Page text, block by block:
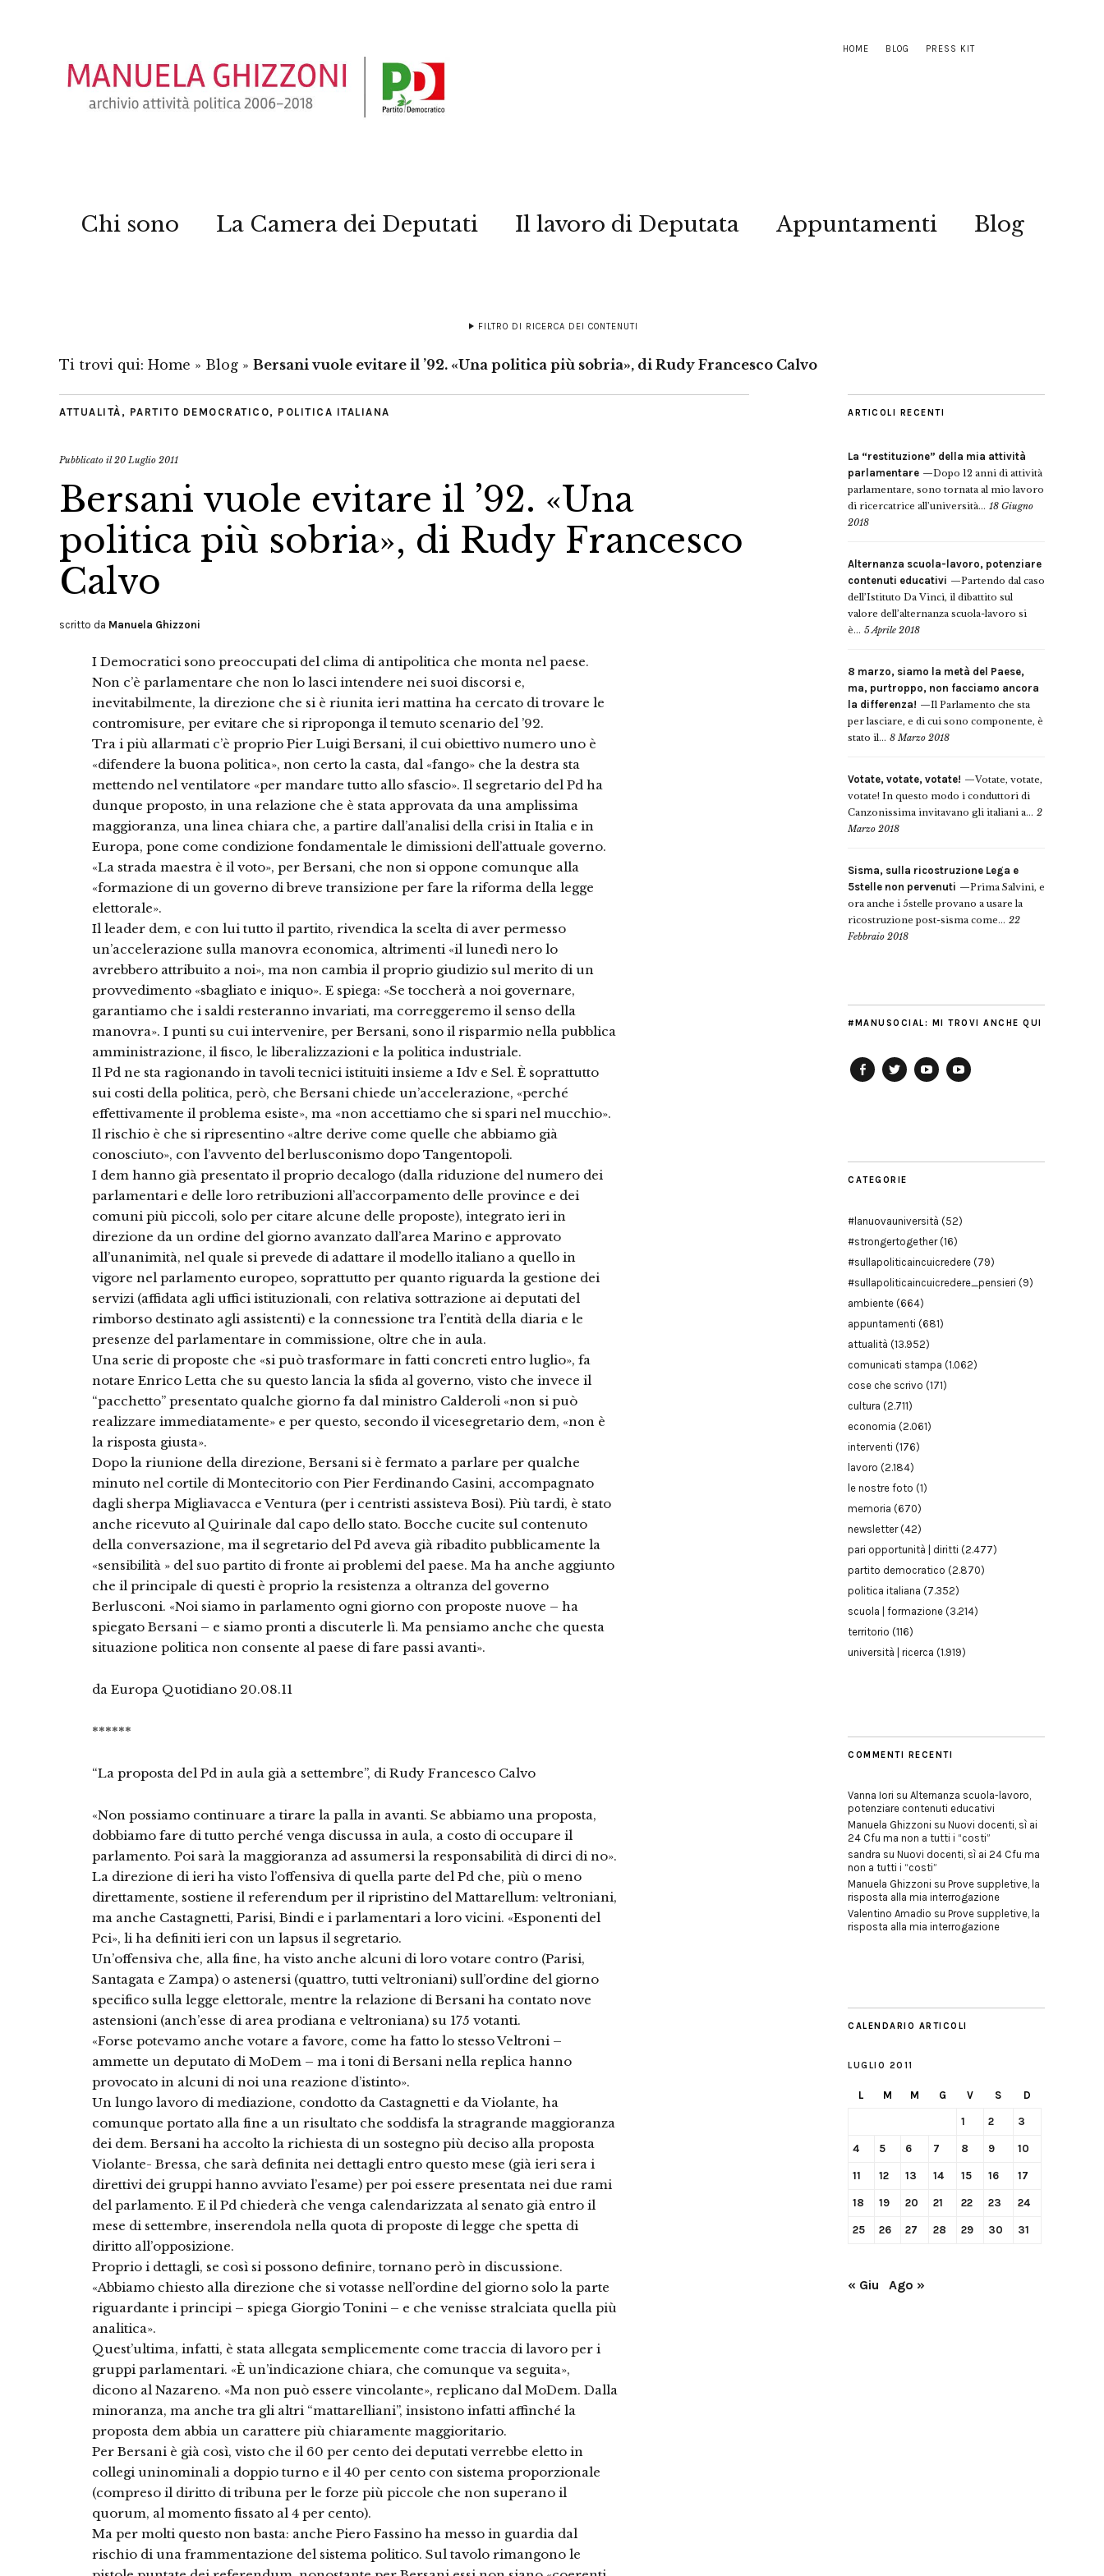
HOME BLOG PRESS KIT
Chi sono La Camera dei Deputati Il lavoro di Deputata Appuntamenti Blog
FILTRO DI RICERCA DEI CONTENUTI
Ti trovi qui: Home » Blog » Bersani vuole evitare il ’92. «Una politica più sobria», di Rudy Francesco Calvo
ATTUALITÀ , PARTITO DEMOCRATICO, POLITICA ITALIANA
Pubblicato il20 Luglio 2011
Bersani vuole evitare il ’92. «Una
politica più sobria», di Rudy Francesco
Calvo
scritto da Manuela Ghizzoni
I Democratici sono preoccupati del clima di antipolitica che monta nel paese.
Non c’è parlamentare che non lo lasci intendere nei suoi discorsi e,
inevitabilmente, la direzione che si è riunita ieri mattina ha cercato di trovare le
contromisure, per evitare che si riproponga il temuto scenario del ’92.
Tra i più allarmati c’è proprio Pier Luigi Bersani, il cui obiettivo numero uno è
«difendere la buona politica», non certo la casta, dal «fango» che la destra sta
mettendo nel ventilatore «per mandare tutto allo sfascio». Il segretario del Pd ha
dunque proposto, in una relazione che è stata approvata da una amplissima
maggioranza, una linea chiara che, a partire dall’analisi della crisi in Italia e in
Europa, pone come condizione fondamentale le dimissioni dell’attuale governo.
«La strada maestra è il voto», per Bersani, che non si oppone comunque alla
«formazione di un governo di breve transizione per fare la riforma della legge
elettorale».
Il leader dem, e con lui tutto il partito, rivendica la scelta di aver permesso
un’accelerazione sulla manovra economica, altrimenti «il lunedì nero lo
avrebbero attribuito a noi», ma non cambia il proprio giudizio sul merito di un
provvedimento «sbagliato e iniquo». E spiega: «Se toccherà a noi governare,
garantiamo che i saldi resteranno invariati, ma correggeremo il senso della
manovra». I punti su cui intervenire, per Bersani, sono il risparmio nella pubblica
amministrazione, il fisco, le liberalizzazioni e la politica industriale.
Il Pd ne sta ragionando in tavoli tecnici istituiti insieme a Idv e Sel. È soprattutto
sui costi della politica, però, che Bersani chiede un’accelerazione, «perché
effettivamente il problema esiste», ma «non accettiamo che si spari nel mucchio».
Il rischio è che si ripresentino «altre derive come quelle che abbiamo già
conosciuto», con l’avvento del berlusconismo dopo Tangentopoli.
I dem hanno già presentato il proprio decalogo (dalla riduzione del numero dei
parlamentari e delle loro retribuzioni all’accorpamento delle province e dei
comuni più piccoli, solo per citare alcune delle proposte), integrato ieri in
direzione da un ordine del giorno avanzato dall’area Marino e approvato
all’unanimità, nel quale si prevede di adattare il modello italiano a quello in
vigore nel parlamento europeo, soprattutto per quanto riguarda la gestione dei
servizi (affidata agli uffici istituzionali, con relativa sottrazione ai deputati del
rimborso destinato agli assistenti) e la connessione tra l’entità della diaria e le
presenze del parlamentare in commissione, oltre che in aula.
Una serie di proposte che «si può trasformare in fatti concreti entro luglio», fa
notare Enrico Letta che su questo lancia la sfida al governo, visto che invece il
“pacchetto” presentato qualche giorno fa dal ministro Calderoli «non si può
realizzare immediatamente» e per questo, secondo il vicesegretario dem, «non è
la risposta giusta».
Dopo la riunione della direzione, Bersani si è fermato a parlare per qualche
minuto nel cortile di Montecitorio con Pier Ferdinando Casini, accompagnato
dagli sherpa Migliavacca e Ventura (per i centristi assisteva Bosi). Più tardi, è stato
anche ricevuto al Quirinale dal capo dello stato. Bocche cucite sul contenuto
della conversazione, ma il segretario del Pd aveva già ribadito pubblicamente la
«sensibilità » del suo partito di fronte ai problemi del paese. Ma ha anche aggiunto
che il principale di questi è proprio la resistenza a oltranza del governo
Berlusconi. «Noi siamo in parlamento ogni giorno con proposte nuove – ha
spiegato Bersani – e siamo pronti a discuterle lì. Ma pensiamo anche che questa
situazione politica non consente al paese di fare passi avanti».
da Europa Quotidiano 20.08.11
******
“La proposta del Pd in aula già a settembre”, di Rudy Francesco Calvo
«Non possiamo continuare a tirare la palla in avanti. Se abbiamo una proposta,
dobbiamo fare di tutto perché venga discussa in aula, a costo di occupare il
parlamento. Poi sarà la maggioranza ad assumersi la responsabilità di dirci di no».
La direzione di ieri ha visto l’offensiva di quella parte del Pd che, più o meno
direttamente, sostiene il referendum per il ripristino del Mattarellum: veltroniani,
ma anche Castagnetti, Parisi, Bindi e i parlamentari a loro vicini. «Esponenti del
Pci», li ha definiti ieri con un lapsus il segretario.
Un’offensiva che, alla fine, ha visto anche alcuni di loro votare contro (Parisi,
Santagata e Zampa) o astenersi (quattro, tutti veltroniani) sull’ordine del giorno
specifico sulla legge elettorale, mentre la relazione di Bersani ha contato nove
astensioni (anch’esse di area prodiana e veltroniana) su 175 votanti.
«Forse potevamo anche votare a favore, come ha fatto lo stesso Veltroni –
ammette un deputato di MoDem – ma i toni di Bersani nella replica hanno
provocato in alcuni di noi una reazione d’istinto».
Un lungo lavoro di mediazione, condotto da Castagnetti e da Violante, ha
comunque portato alla fine a un risultato che soddisfa la stragrande maggioranza
dei dem. Bersani ha accolto la richiesta di un sostegno più deciso alla proposta
Violante- Bressa, che sarà definita nei dettagli entro questo mese (già ieri sera i
direttivi dei gruppi hanno avviato l’esame) per poi essere presentata nei due rami
del parlamento. E il Pd chiederà che venga calendarizzata al senato già entro il
mese di settembre, inserendola nella quota di proposte di legge che spetta di
diritto all’opposizione.
Proprio i dettagli, se così si possono definire, tornano però in discussione.
«Abbiamo chiesto alla direzione che si votasse nell’ordine del giorno solo la parte
riguardante i principi – spiega Giorgio Tonini – e che venisse stralciata quella più
analitica».
Quest’ultima, infatti, è stata allegata semplicemente come traccia di lavoro per i
gruppi parlamentari. «È un’indicazione chiara, che comunque va seguita»,
dicono al Nazareno. «Ma non può essere vincolante», replicano dal MoDem. Dalla
minoranza, ma anche tra gli altri “mattarelliani”, insistono infatti affinché la
proposta dem abbia un carattere più chiaramente maggioritario.
Per Bersani è già così, visto che il 60 per cento dei deputati verrebbe eletto in
collegi uninominali a doppio turno e il 40 per cento con sistema proporzionale
(compreso il diritto di tribuna per le forze più piccole che non superano il
quorum, al momento fissato al 4 per cento).
Ma per molti questo non basta: anche Piero Fassino ha messo in guardia dal
rischio di una frammentazione del sistema politico. Sul tavolo rimangono le
ARTICOLI RECENTI
La “restituzione” della mia attività
parlamentare
Dopo 12 anni di attività
parlamentare, sono tornata al mio lavoro
di ricercatrice all’università... 18 Giugno
2018
Alternanza scuola-lavoro, potenziare
contenuti educativi
Partendo dal caso
dell’Istituto Da Vinci, il dibattito sul
valore dell’alternanza scuola-lavoro si
è... 5 Aprile 2018
8 marzo, siamo la metà del Paese,
ma, purtroppo, non facciamo ancora
la differenza!
Il Parlamento che sta
per lasciare, e di cui sono componente, è
stato il... 8 Marzo 2018
Votate, votate, votate!
Votate, votate,
votate! In questo modo i conduttori di
Canzonissima invitavano gli italiani a... 2
Marzo 2018
Sisma, sulla ricostruzione Lega e
5stelle non pervenuti
Prima Salvini, e
ora anche i 5stelle provano a usare la
ricostruzione post-sisma come... 22
Febbraio 2018
#MANUSOCIAL: MI TROVI ANCHE QUI
CATEGORIE
#lanuovauniversità (52)
#strongertogether(16)
#sullapoliticaincuicredere (79)
#sullapoliticaincuicredere_pensieri (9)
ambiente (664)
appuntamenti (681)
attualità (13.952)
comunicati stampa (1.062)
cose che scrivo (171)
cultura (2.711)
economia (2.061)
interventi (176)
lavoro (2.184)
le nostre foto (1)
memoria (670)
newsletter(42)
pari opportunità | diritti (2.477)
partito democratico (2.870)
politica italiana (7.352)
scuola | formazione (3.214)
territorio (116)
università | ricerca (1.919)
COMMENTI RECENTI
Vanna Iori su Alternanza scuola-lavoro,
potenziare contenuti educativi
Manuela Ghizzoni su Nuovi docenti, sì ai
24 Cfu ma non a tutti i “costi”
sandra su Nuovi docenti, sì ai 24 Cfu ma
non a tutti i “costi”
Manuela Ghizzoni su Prove suppletive, la
risposta alla mia interrogazione
Valentino Amadio su Prove suppletive, la
risposta alla mia interrogazione
CALENDARIO ARTICOLI
LUGLIO 2011
L M M G V S D
1 2 3
4 5 6 7 8 9 10
11 12 13 14 15 16 17
18 19 20 21 22 23 24
25 26 27 28 29 30 31
« Giu Ago »